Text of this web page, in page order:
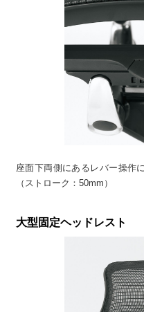
座面下両側にあるレバー操作
（ストローク：50mm）
大型固定ヘッドレスト